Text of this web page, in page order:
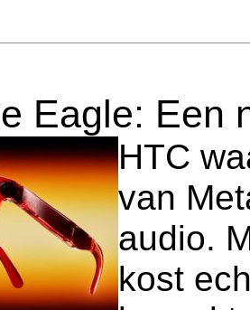
Eagle: Een
HTC
van
audio.
kost